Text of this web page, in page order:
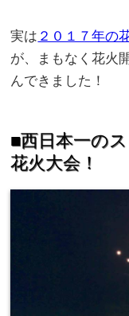
実は ２０１７年の
が、まもなく花火
んできました！
■西日本一の
花火大会！